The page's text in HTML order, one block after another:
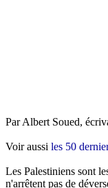
Par Albert Soued,
Voir aussi les 50
Les Palestiniens sont
n'arrêtent pas de